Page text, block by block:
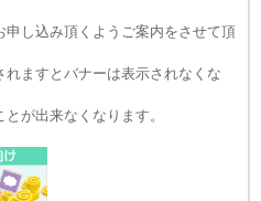
し込み頂くようご案内をさせて頂
ますとバナーは表示されなくな
が出来なくなります。